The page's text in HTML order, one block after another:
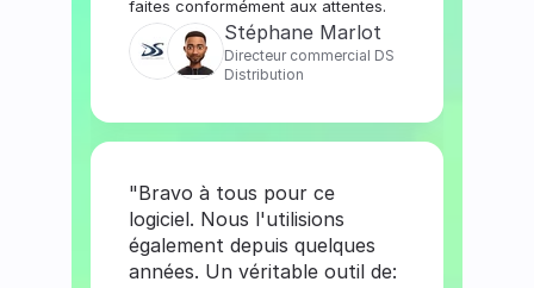
faites conformément aux attentes.
Stéphane Marlot
Directeur commercial DS
Distribution
"Bravo à tous pour ce
logiciel. Nous l'utilisions
également depuis quelques
années. Un véritable outil de: